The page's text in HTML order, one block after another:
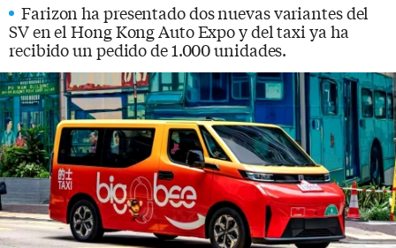
Farizon ha presentado dos nuevas variantes del
SV en el Hong Kong Auto Expo y del taxi ya ha
recibido un pedido de 1.000 unidades.